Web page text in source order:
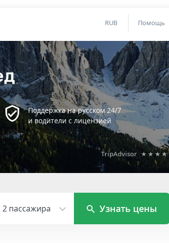
RUB Помощь
Поддержка на русском 24/7
и водители с лицензией
TripAdvisor ★★★★
2 пассажира Узнать цены